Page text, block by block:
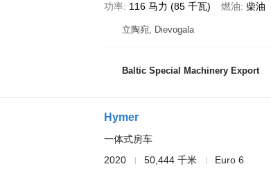
功率 116 马力 (85 千瓦) 燃油 柴油
立陶宛, Dievogala
Baltic Special Machinery Export
Hymer
一体式房车
2020
50,444 千米 Euro 6